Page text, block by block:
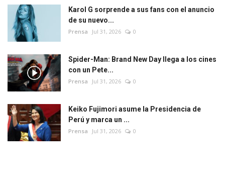
Karol G sorprende a sus fans con el anuncio
de su nuevo...
Prensa Jul 31, 2026 0
Spider-Man: Brand New Day llega a los cines
con un Pete...
Prensa Jul 31, 2026 0
Keiko Fujimori asume la Presidencia de
Perú y marca un ...
Prensa Jul 31, 2026 0